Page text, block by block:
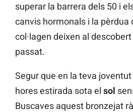
superar la barrera dels 50 i
canvis hormonals i la pèrdua
col·lagen deixen al
passat.
Segur que en la teva
hores estirada sota el sol
Buscaves aquest bronzejat